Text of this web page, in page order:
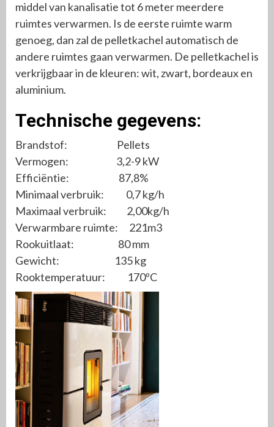
middel van kanalisatie tot 6 meter meerdere
ruimtes verwarmen. Is de eerste ruimte warm
genoeg, dan zal de pelletkachel automatisch de
andere ruimtes gaan verwarmen. De pelletkachel is
verkrijgbaar in de kleuren: wit, zwart, bordeaux en
aluminium.
Technische gegevens:
Brandstof: Pellets
Vermogen: 3,2-9 kW
Efficiëntie: 87,8%
Minimaal verbruik: 0,7 kg/h
Maximaal verbruik: 2,00kg/h
Verwarmbare ruimte: 221m3
Rookuitlaat: 80 mm
Gewicht: 135 kg
Rooktemperatuur: 170ºC